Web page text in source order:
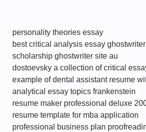
personality theories essay
best critical analysis essay
scholarship ghostwriter site au
dostoevsky a collection of critical
example of dental assistant resume
analytical essay topics frankenstein
resume maker professional deluxe
resume template for mba application
professional business plan